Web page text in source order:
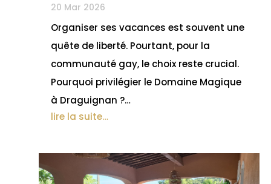
20 Mar 2026
Organiser ses vacances est souvent une
quête de liberté. Pourtant, pour la
communauté gay, le choix reste crucial.
Pourquoi privilégier le Domaine Magique
à Draguignan ?…
lire la suite…